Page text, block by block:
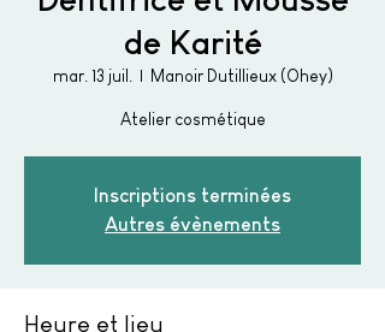
de Karité
mar. 13 juil.
  |
Manoir Dutillieux (Ohey)
Atelier cosmétique
Inscriptions terminées
Autres évènements
Heure et lieu